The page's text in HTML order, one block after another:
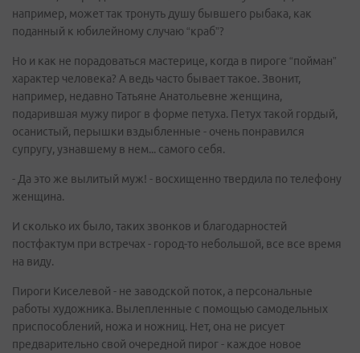
например, может так тронуть душу бывшего рыбака, как
поданный к юбилейному случаю “краб”?
Но и как не порадоваться мастерице, когда в пироге “пойман”
характер человека? А ведь часто бывает такое. Звонит,
например, недавно Татьяне Анатольевне женщина,
подарившая мужу пирог в форме петуха. Петух такой гордый,
осанистый, перышки вздыбленные - очень понравился
супругу, узнавшему в нем... самого себя.
- Да это же вылитый муж! - восхищенно твердила по телефону
женщина.
И сколько их было, таких звонков и благодарностей
постфактум при встречах - город-то небольшой, все все время
на виду.
Пироги Киселевой - не заводской поток, а персональные
работы художника. Вылепленные с помощью самодельных
приспособлений, ножа и ножниц. Нет, она не рисует
предварительно свой очередной пирог - каждое новое